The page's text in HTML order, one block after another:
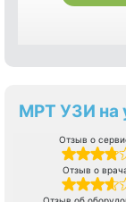
МРТ УЗИ на
Отзыв о
Отзыв о
Отзыв об